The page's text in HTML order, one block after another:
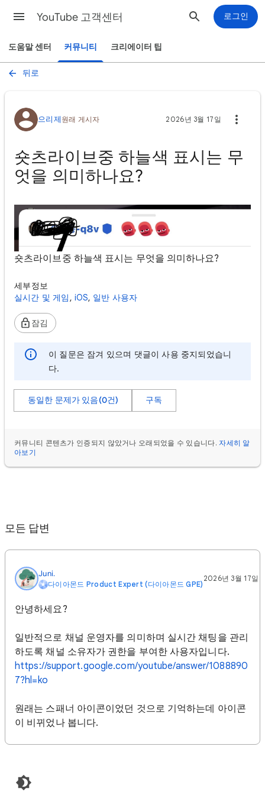
YouTube 고객센터 로그인
도움말 센터 커뮤니티 크리에이터 팁
뒤로
으리제 원래 게시자 2026년 3월 17일
숏츠라이브중 하늘색 표시는 무
엇을 의미하나요?
숏츠라이브중 하늘색 표시는 무엇을 의미하나요?
세부정보
실시간 및 게임 , iOS, 일반 사용자
잠김
이 질문은 잠겨 있으며 댓글이 사용 중지되었습니
다.
동일한 문제가 있음(0건) 구독
커뮤니티 콘텐츠가 인증되지 않았거나 오래되었을 수 있습니다. 자세히 알
아보기
모든 답변
Juni.
다이아몬드 Product Expert (다이아몬드 GPE)
2026년 3월 17일
안녕하세요?
일반적으로 채널 운영자를 의미하며 실시간 채팅을 관리
하도록 채널 소유자가 권한을 부여한 사용자입니다.
https://support.google.com/youtube/answer/1088890
7?hl=ko
원래는 스패너 아이콘이었던 것으로 기억하는데 아이콘
이 비뀌었나 봅니다.